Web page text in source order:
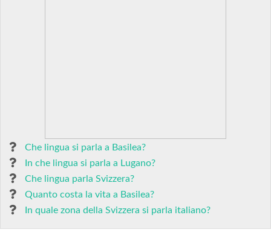
Che lingua si parla a Basilea?
In che lingua si parla a Lugano?
Che lingua parla Svizzera?
Quanto costa la vita a Basilea?
In quale zona della Svizzera si parla italiano?